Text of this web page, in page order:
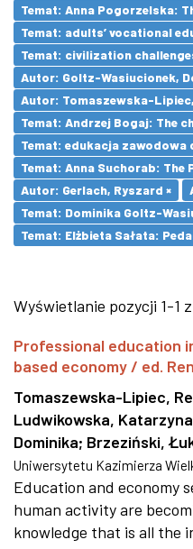
Temat: Anna Pogorzelska:
Temat: adults’ vocational
Temat: civilization
Autor: Goltz-Wasiucionek,
Autor: Tomaszewska-Lipiec,
Temat: Andrzej Bogaj: The
Temat: edukacja zawodowa
Temat: Anna Suchorab:
Autor: Gerlach, Ryszard ×
Temat: Dominika Goltz-
Temat: Elżbieta Sałata:
Wyświetlanie pozycji 1-1 z
Professional education
based economy / ed.
Tomaszewska-Lipiec,
Ludwikowska, Katarzyna
Dominika; Brzeziński,
Uniwersytetu Kazimierza
Education and economy
human activity are
knowledge that is all the